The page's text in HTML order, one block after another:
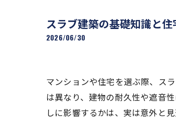
スラブ建築の基礎知識と
2026/06/30
マンションや住宅を選ぶ際、ス
は異なり、建物の耐久性や遮音
しに影響するかは、実は意外と